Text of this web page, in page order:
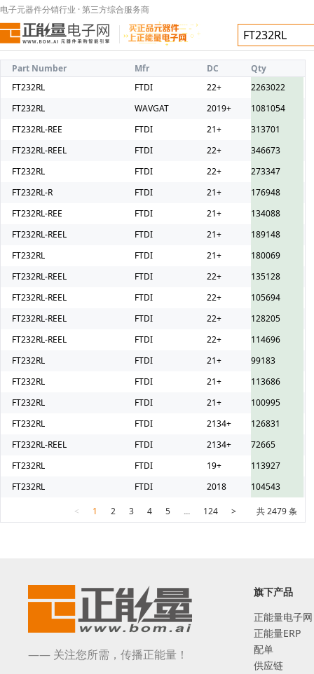
电子元器件分销行业 · 第三方综合服务商
Part Number Mfr DC
Qty
FT232RL
FTDI 22+
2263022
FT232RL
WAVGAT 2019+
1081054
FT232RL-REE
FTDI 21+
313701
FT232RL-REEL
FTDI 22+
346673
FT232RL
FTDI 22+
273347
FT232RL-R
FTDI 21+
176948
FT232RL-REE
FTDI 21+
134088
FT232RL-REEL
FTDI 21+
189148
FT232RL
FTDI 21+
180069
FT232RL-REEL
FTDI 22+
135128
FT232RL-REEL
FTDI 22+
105694
FT232RL-REEL
FTDI 22+
128205
FT232RL-REEL
FTDI 22+
114696
FT232RL
FTDI 21+
99183
FT232RL
FTDI 21+
113686
FT232RL
FTDI 21+
100995
FT232RL
FTDI 2134+
126831
FT232RL-REEL
FTDI 2134+
72665
FT232RL
FTDI 19+
113927
FT232RL
FTDI 2018 104543
< 1 2 3 4 5 ... 124 > 共 2479 条
—— 关注您所需，传播正能量！
旗下产品
正能量电子网
正能量ERP
配单
供应链